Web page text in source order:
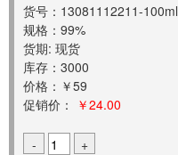
货号：13081112211-100ml
规格：99%
货期: 现货
库存：3000
价格：￥59
促销价：
￥24.00
- +